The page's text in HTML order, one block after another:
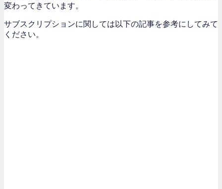
変わってきています。
サブスクリプションに関しては以下の記事を参考にしてみて
ください。